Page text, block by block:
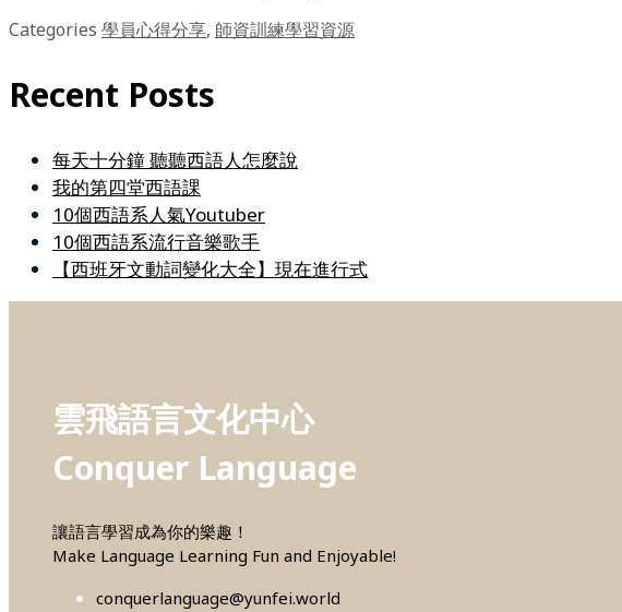
Categories 學員心得分享, 師資訓練學習資源
Recent Posts
每天十分鐘 聽聽西語人怎麼說
我的第四堂西語課
10個西語系人氣Youtuber
10個西語系流行音樂歌手
【西班牙文動詞變化大全】現在進行式
雲飛語言文化中心
Conquer Language
讓語言學習成為你的樂趣！
Make Language Learning Fun and Enjoyable!
conquerlanguage@yunfei.world